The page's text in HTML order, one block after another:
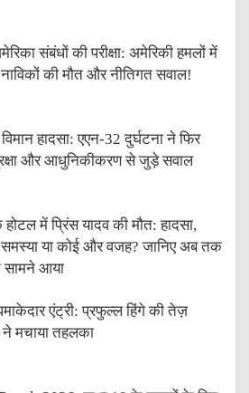
संबंधों की परीक्षा: अमेरिकी हमलों में
नाविकों की मौत और नीतिगत सवाल!
हादसा: एएन-32 दुर्घटना ने फिर
और आधुनिकीकरण से जुड़े सवाल
में प्रिंस यादव की मौत: हादसा,
समस्या या कोई और वजह? जानिए अब तक
सामने आया
एंट्री: प्रफुल्ल हिंगे की तेज़
ने मचाया तहलका